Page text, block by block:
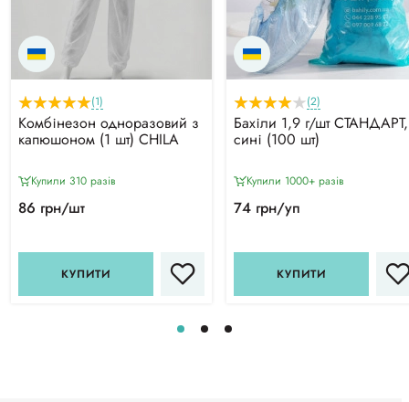
(1)
Комбінезон одноразовий з
капюшоном (1 шт) CHILA
Купили 310 разiв
86 грн/шт
КУПИТИ
(2)
Бахіли 1,9 г/шт СТАНДАРТ,
сині (100 шт)
Купили 1000+ разiв
74 грн/уп
КУПИТИ